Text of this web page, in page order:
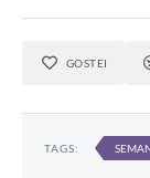
GOSTEI
TAGS: